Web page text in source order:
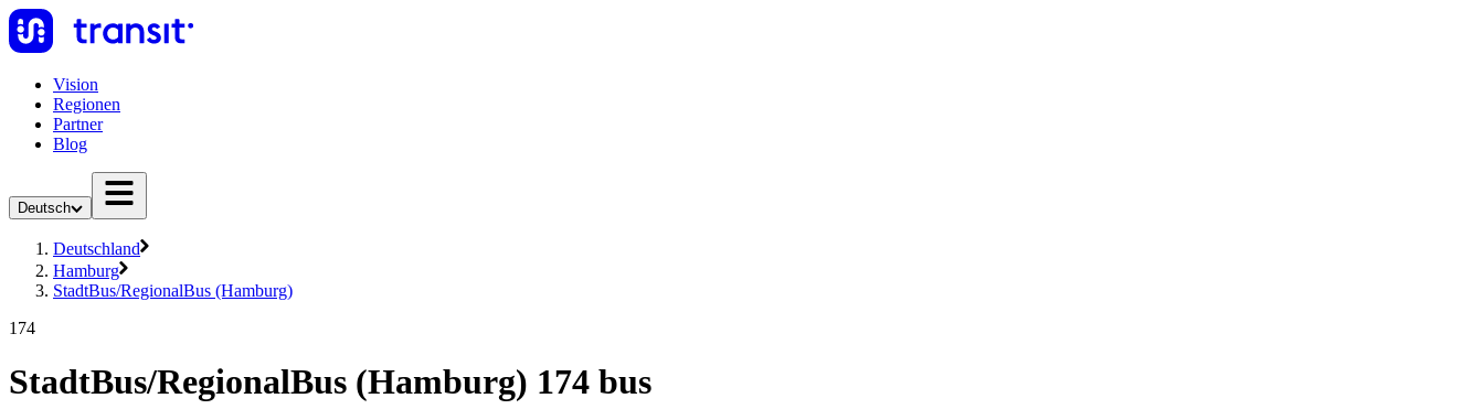
Vision
Regionen
Partner
Blog
Deutsch
Deutschland
Hamburg
StadtBus/RegionalBus (Hamburg)
174
StadtBus/RegionalBus (Hamburg) 174 bus